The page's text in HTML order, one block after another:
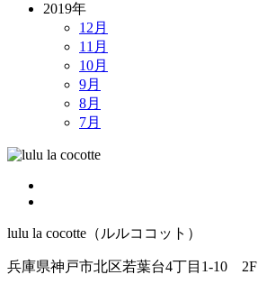
2019年
12月
11月
10月
9月
8月
7月
lulu la cocotte（ルルココット）
兵庫県神戸市北区若葉台4丁目1-10 2F